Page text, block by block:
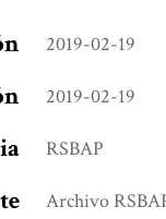
2019-02-19
2019-02-19
RSBAP
Archivo